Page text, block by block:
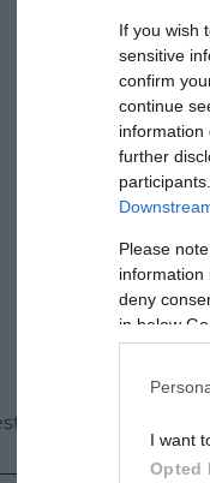
If you wish
sensitive
confirm
continue
information
further
Please
information
deny
in below
I want
Opted
Moon